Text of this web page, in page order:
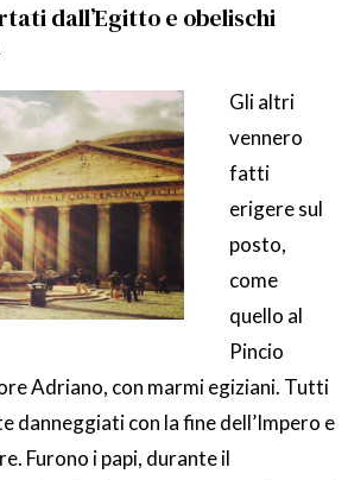
dall’Egitto e obelischi
Gli altri
vennero
fatti
erigere sul
posto,
come
quello al
Pincio
Adriano, con marmi egiziani. Tutti
danneggiati con la fine dell’Impero e
Furono i papi, durante il